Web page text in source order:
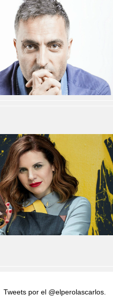
Tweets por el @elperolascarlos.